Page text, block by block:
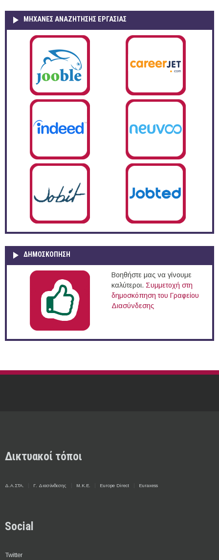
ΜΗΧΑΝΕΣ ΑΝΑΖΗΤΗΣΗΣ ΕΡΓΑΣΙΑΣ
ΔΗΜΟΣΚΌΠΗΣΗ
Βοηθήστε μας να γίνουμε
καλύτεροι. Συμμετοχή στη
δημοσκόπηση του Γραφείου
Διασύνδεσης
Δικτυακοί τόποι
Δ.Α.ΣΤΑ. Γ. Διασύνδεσης Μ.Κ.Ε. Europe Direct Euraxess
Social
Twitter